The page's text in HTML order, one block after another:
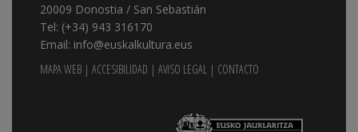
20009 Donostia / San Sebastián
Tel: (+34) 943 316170
Email: info@euskalkultura.eus
MAPA WEB | ACCESIBILIDAD | AVISO LEGAL | CONTACTO